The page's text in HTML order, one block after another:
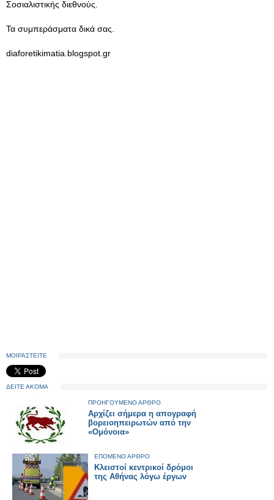
Σοσιαλιστικής διεθνούς.
Τα συμπεράσματα δικά σας.
diaforetikimatia.blogspot.gr
ΜΟΙΡΑΣΤΕΙΤΕ
ΔΕΙΤΕ ΑΚΟΜΑ
ΠΡΟΗΓΟΥΜΕΝΟ ΑΡΘΡΟ
Αρχίζει σήμερα η απογραφή
βορειοηπειρωτών από την
«Ομόνοια»
ΕΠΟΜΕΝΟ ΑΡΘΡΟ
Κλειστοί κεντρικοί δρόμοι
της Αθήνας λόγω έργων